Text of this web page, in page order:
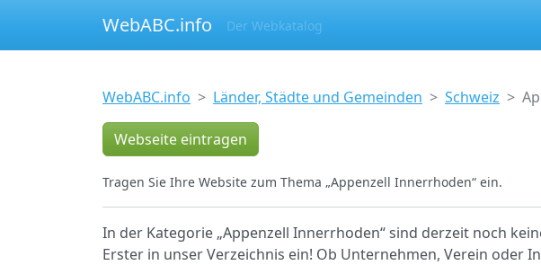
WebABC.info Der Webkatalog
WebABC.info
Länder, Städte und Gemeinden Schweiz
Webseite eintragen
Tragen Sie Ihre Website zum Thema „Appenzell Innerrhoden“ ein.
In der Kategorie „Appenzell Innerrhoden“ sind derzeit noch
Erster in unser Verzeichnis ein! Ob Unternehmen, Verein